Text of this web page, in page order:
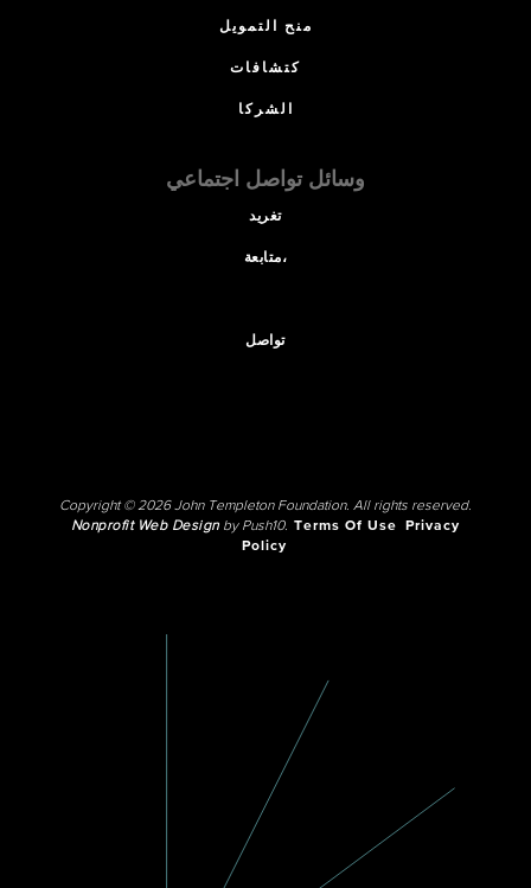
منح التمويل
كتشافات
الشركا
وسائل تواصل اجتماعي
تغريد
متابعة،
تواصل
Copyright © 2026 John Templeton Foundation. All rights reserved.
Nonprofit Web Designby Push10. Terms Of Use
Privacy
Policy